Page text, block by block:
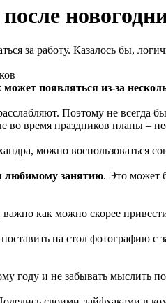
за работу. Казалось бы,
появляться из-за
Поэтому не
время праздников планы –
можно воспользоваться
любимому занятию. Это может
как можно скорее
на стол фотографию
году и не забывать мыслить